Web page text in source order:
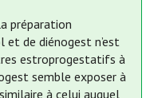
préparation
et de diénogest n’est
estroprogestatifs à
semble exposer à
à celui auquel